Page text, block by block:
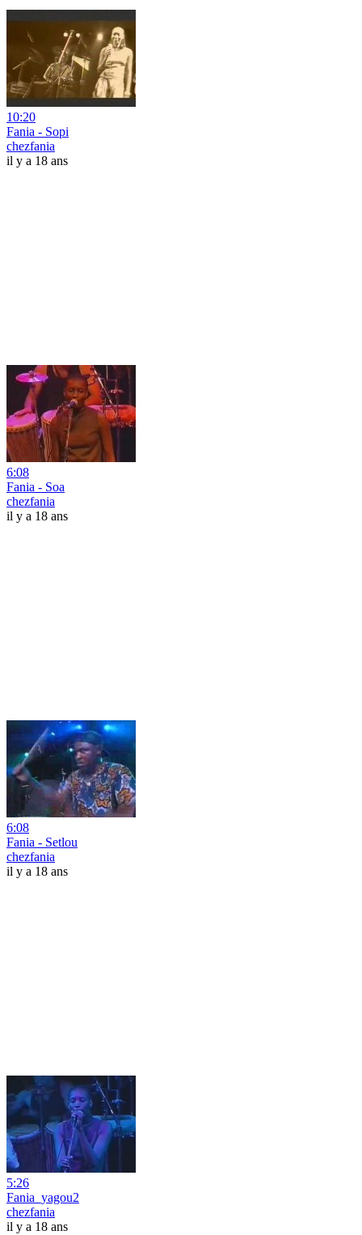
10:20
Fania - Sopi
chezfania
il y a 18 ans
6:08
Fania - Soa
chezfania
il y a 18 ans
6:08
Fania - Setlou
chezfania
il y a 18 ans
5:26
Fania_yagou2
chezfania
il y a 18 ans